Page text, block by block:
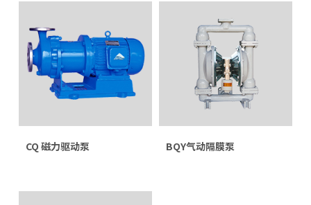
CQ 磁力驱动泵 BQY气动隔膜泵